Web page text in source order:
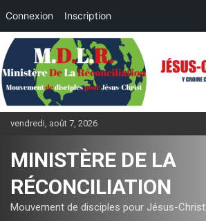
Connexion Inscription
Aller
au
contenu
vendredi, août 7, 2026
MINISTÈRE DE LA
RÉCONCILIATION
Mouvement de disciples pour Jésus-Christ